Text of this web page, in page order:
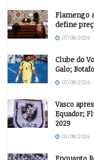
Flamengo
define
07/08/2026
Clube do
Galo;
07/08/2026
Vasco
Equador;
2029
07/08/2026